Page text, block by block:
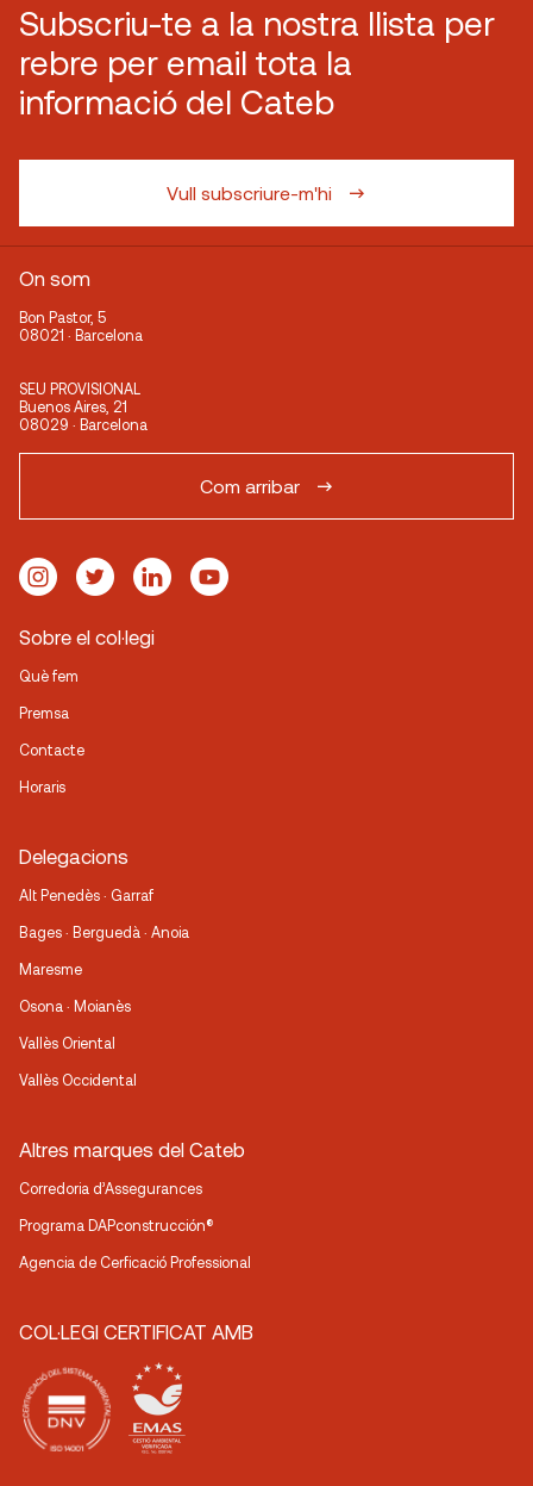
Subscriu-te a la nostra llista per
rebre per email tota la
informació del Cateb
Vull subscriure-m'hi
On som
Bon Pastor, 5
08021 · Barcelona
SEU PROVISIONAL
Buenos Aires, 21
08029 · Barcelona
Com arribar
Sobre el col·legi
Què fem
Premsa
Contacte
Horaris
Delegacions
Alt Penedès · Garraf
Bages · Berguedà · Anoia
Maresme
Osona · Moianès
Vallès Oriental
Vallès Occidental
Altres marques del Cateb
Corredoria d’Assegurances
Programa DAPconstrucción®
Agencia de Cerficació Professional
COL·LEGI CERTIFICAT AMB